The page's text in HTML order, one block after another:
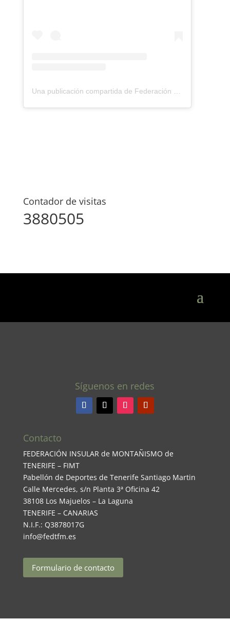
Una publicación compartida de Federación Montañismo Tenerife (@federacion_montanismo_tenerife)
Contador de visitas
3880505
Síguenos en redes
Contacto
FEDERACIÓN INSULAR de MONTAÑISMO de
TENERIFE – FIMT
Pabellón de Deportes de Tenerife Santiago Martin
Calle Mercedes, s/n Planta 3ª Oficina 42
38108 Los Majuelos – La Laguna
TENERIFE – CANARIAS
N.I.F.: Q3878017G
info@fedtfm.es
Formulario de contacto